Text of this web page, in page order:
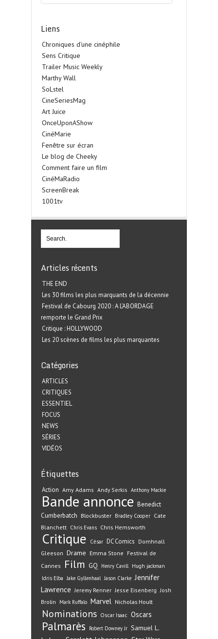
Liens
Chroniques d'une cinéphile
Sens Critique
Trailer Music Weekly
Marthy Wall
SoLstel
CineSeriesMag
Art Juice
OnceUponAShow
CinéMarie
Fenêtre sur écran
Le blog de Cheeky
Comment faire un film
CinéMaRadio
ScreenBreak
1001tv
Articles récents
THE END
Les 30 films les plus marquants de la décennie
Festival de Cabourg 2020 : A L’ABORDAGE
remporte le Grand Prix
Critique : HOLLYWOOD
Les 20 scènes de films les plus marquantes
Catégories
ARTICLES
CRITIQUES
ESSENTIEL
FOCUS
NEWS
SÉRIES
VIDÉOS
Étiquettes
Action Amy Adams Andy Serkis Anthony Mackie
Bande annonce Benedict
Cumberbatch Blockbuster Bradley Cooper Cate
Blanchett Chris Evans Chris Hemsworth
Critique César DC Comics Domhnall
Gleeson Drame Emma Stone Festival de
Cannes
Film GQ Henry Cavill Hugh jackman
Idris Elba Jake Gyllenhaal Jason Clarke Jennifer
Lawrence Jeremy Renner Jesse Eisenberg Josh
Brolin
Mark Ruffalo Marvel Nicholas Hoult
Nominations Oscar Isaac Oscars
Palmarès Robert Downey Jr Samuel L.